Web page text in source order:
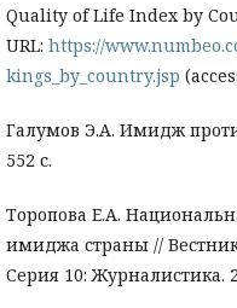
Quality of Life Index by
URL: https://
kings_by_country.jsp
Галумов Э.А. Имидж
552 с.
Торопова Е.А.
имиджа страны //
Серия 10: Журналистика.